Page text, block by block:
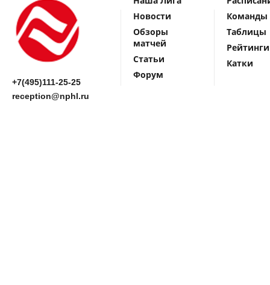
+7(495)111-25-25
reception@nphl.ru
Новости
Обзоры
матчей
Статьи
Форум
Команды
Таблицы
Рейтинги
Катки